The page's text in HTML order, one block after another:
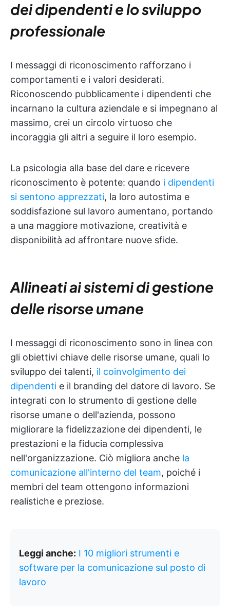
dei dipendenti e lo sviluppo
professionale
I messaggi di riconoscimento rafforzano i
comportamenti e i valori desiderati.
Riconoscendo pubblicamente i dipendenti che
incarnano la cultura aziendale e si impegnano al
massimo, crei un circolo virtuoso che
incoraggia gli altri a seguire il loro esempio.
La psicologia alla base del dare e ricevere
riconoscimento è potente: quando i dipendenti
si sentono apprezzati, la loro autostima e
soddisfazione sul lavoro aumentano, portando
a una maggiore motivazione, creatività e
disponibilità ad affrontare nuove sfide.
Allineati ai sistemi di gestione
delle risorse umane
I messaggi di riconoscimento sono in linea con
gli obiettivi chiave delle risorse umane, quali lo
sviluppo dei talenti, il coinvolgimento dei
dipendenti e il branding del datore di lavoro. Se
integrati con lo strumento di gestione delle
risorse umane o dell'azienda, possono
migliorare la fidelizzazione dei dipendenti, le
prestazioni e la fiducia complessiva
nell'organizzazione. Ciò migliora anche la
comunicazione all'interno del team, poiché i
membri del team ottengono informazioni
realistiche e preziose.
Leggi anche: I 10 migliori strumenti e
software per la comunicazione sul posto di
lavoro